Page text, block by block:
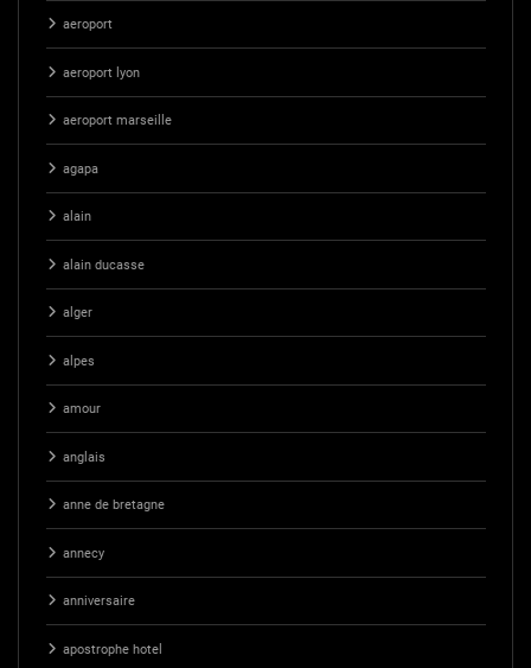
aeroport
aeroport lyon
aeroport marseille
agapa
alain
alain ducasse
alger
alpes
amour
anglais
anne de bretagne
annecy
anniversaire
apostrophe hotel